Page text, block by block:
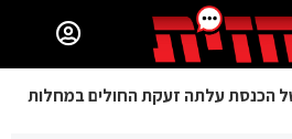
הכנסת עלתה זעקת החולים במחלות